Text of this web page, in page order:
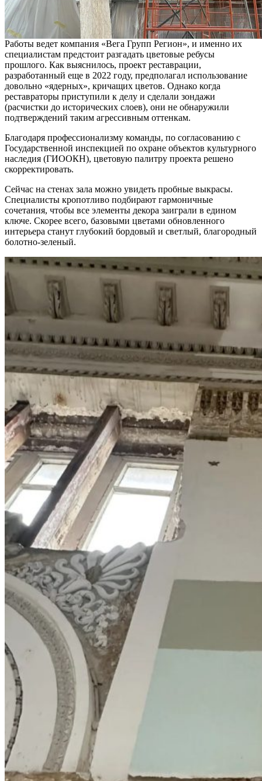
Работы ведет компания «Вега Групп Регион», и именно их
специалистам предстоит разгадать цветовые ребусы
прошлого. Как выяснилось, проект реставрации,
разработанный еще в 2022 году, предполагал использование
довольно «ядерных», кричащих цветов. Однако когда
реставраторы приступили к делу и сделали зондажи
(расчистки до исторических слоев), они не обнаружили
подтверждений таким агрессивным оттенкам.
Благодаря профессионализму команды, по согласованию с
Государственной инспекцией по охране объектов культурного
наследия (ГИООКН), цветовую палитру проекта решено
скорректировать.
Сейчас на стенах зала можно увидеть пробные выкрасы.
Специалисты кропотливо подбирают гармоничные
сочетания, чтобы все элементы декора заиграли в едином
ключе. Скорее всего, базовыми цветами обновленного
интерьера станут глубокий бордовый и светлый, благородный
болотно-зеленый.